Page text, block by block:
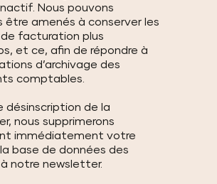
Nous pouvons
amenés à conserver les
facturation plus
et ce, afin de répondre à
d’archivage des
comptables.
désinscription de la
nous supprimerons
immédiatement votre
base de données des
notre newsletter.